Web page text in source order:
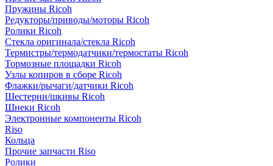
Пружины Ricoh
Редукторы/приводы/моторы Ricoh
Ролики Ricoh
Стекла оригинала/стекла Ricoh
Термистры/термодатчики/термостаты Ricoh
Тормозные площадки Ricoh
Узлы копиров в сборе Ricoh
Флажки/рычаги/датчики Ricoh
Шестерни/шкивы Ricoh
Шнеки Ricoh
Электронные компоненты Ricoh
Riso
Кольца
Прочие запчасти Riso
Ролики